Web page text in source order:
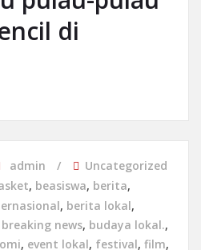
di
admin
Uncategorized
, beasiswa, berita,
, berita lokal,
breaking news, budaya lokal.,
, event lokal, festival, film,